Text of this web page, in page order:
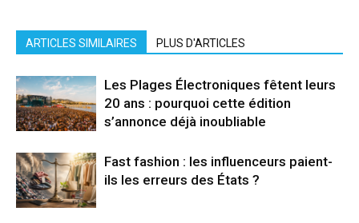
ARTICLES SIMILAIRES PLUS D'ARTICLES
Les Plages Électroniques fêtent leurs
20 ans : pourquoi cette édition
s’annonce déjà inoubliable
Fast fashion : les influenceurs paient-
ils les erreurs des États ?